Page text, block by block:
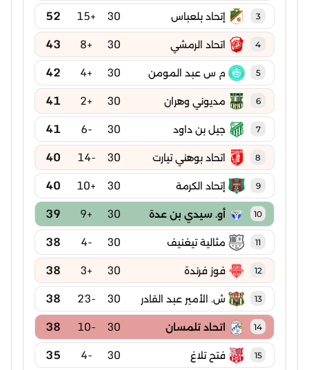
3 إتحاد بلعباس 30
+15
52
4 اتحاد الرمشي 30
+8
43
5 م س عبد المومن 30
+4
42
6 مديوني وهران 30
+2
41
7 جيل بن داود 30
-6
41
8 اتحاد بوهني تيارت 30
-14
40
9 إتحاد الكرمة 30
+10
40
10 أو. سيدي بن عدة 30
+9
39
11 مثالية تيغنيف 30
-4
38
12 فوز فرندة 30
+3
38
13 ش. الأمير عبد القادر 30
-23
38
14 اتحاد تلمسان 30
-10
38
15 فتح تلاغ 30
-4
35